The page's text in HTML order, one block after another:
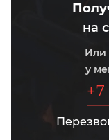
на
Или
у